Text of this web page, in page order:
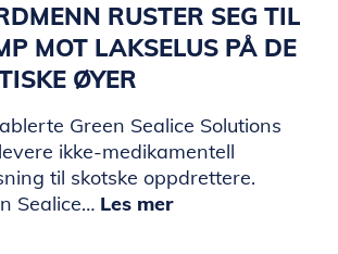
RUSTER SEG TIL
MOT LAKSELUS PÅ DE
ØYER
Green Sealice Solutions
ikke-medikamentell
til skotske oppdrettere.
Sealice… Les mer